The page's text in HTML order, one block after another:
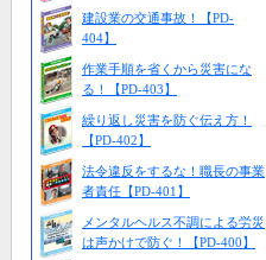
建設業の交通事故！【PD-
404】
作業手順を省くから災害にな
る！【PD-403】
繰り返し災害を防ぐ伝え方！
【PD-402】
法令違反をするな！職長の事業
者責任【PD-401】
メンタルヘルス不調による労災
は声かけで防ぐ！【PD-400】